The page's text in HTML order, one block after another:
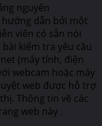
nguyên
hướng dẫn bởi một
viên có sẵn nói
bài kiểm tra yêu cầu
(máy tính, điện
webcam hoặc máy
web được hỗ trợ
Thông tin về các
web này .